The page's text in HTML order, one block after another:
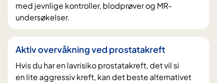
med jevnlige kontroller, blodprøver og MR-
undersøkelser.
Aktiv overvåkning ved prostatakreft
Hvis du har en lavrisiko prostatakreft, det vil si
en lite aggressiv kreft, kan det beste alternativet